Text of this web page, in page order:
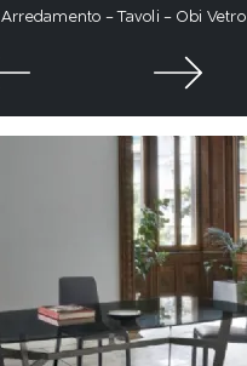
Arredamento -Tavoli - Obi Vetro